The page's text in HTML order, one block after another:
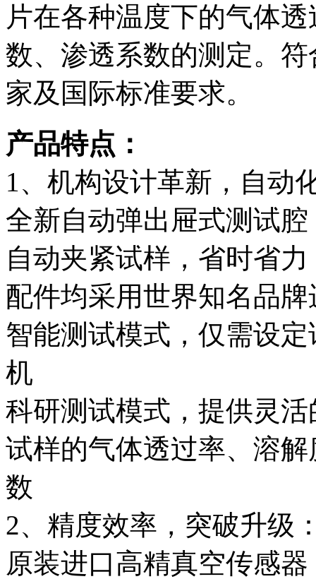
片在各种温度下的气体
数、渗透系数的测定。
家及国际标准要求。
产品特点：
1、机构设计革新，自动
全新自动弹出屉式测试
自动夹紧试样，省时省
配件均采用世界知名品
智能测试模式，仅需设
机
科研测试模式，提供灵
试样的气体透过率、溶
数
2、精度效率，突破升级
原装进口高精真空传感器